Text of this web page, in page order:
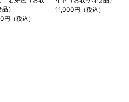
）
円（税込）
11,000円（税込）